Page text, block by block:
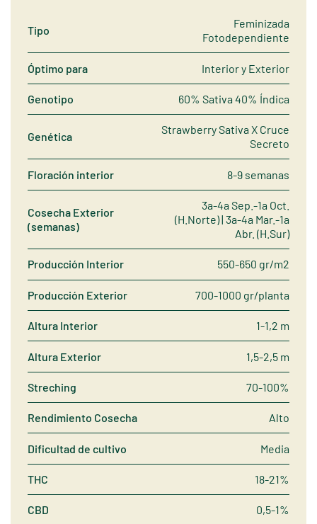
Tipo
Feminizada
Fotodependiente
Óptimo para Interior y Exterior
Genotipo 60% Sativa 40% Índica
Genética
Strawberry Sativa X Cruce
Secreto
Floración interior 8-9 semanas
Cosecha Exterior
(semanas)
3a-4a Sep.-1a Oct.
(H.Norte) | 3a-4a Mar.-1a
Abr. (H.Sur)
Producción Interior 550-650 gr/m2
Producción Exterior 700-1000 gr/planta
Altura Interior 1-1,2 m
Altura Exterior 1,5-2,5 m
Streching 70-100%
Rendimiento Cosecha Alto
Dificultad de cultivo Media
THC 18-21%
CBD 0,5-1%